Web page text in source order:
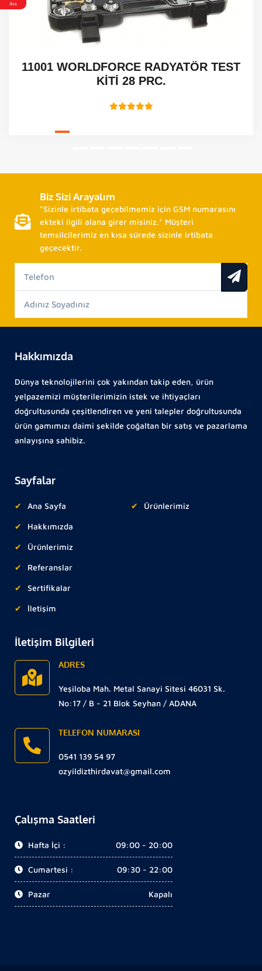
11001 WORLDFORCE RADYATÖR TEST
KİTİ 28 PRC.
Biz Sizi Arayalım
“Sizinle irtibata geçebilmemiz için GSM numarasını
ekteki ilgili alana girer misiniz.” Müşteri
temsilcilerimiz en kısa sürede sizinle irtibata
geçecektir.
Hakkımızda
Dünya teknolojilerini çok yakından takip eden, ürün
yelpazemizi müşterilerimizin istek ve ihtiyaçları
doğrultusunda çeşitlendiren ve yeni talepler doğrultusunda
ürün gamımızı daimi şekilde çoğaltan bir satış ve pazarlama
anlayışına sahibiz.
Sayfalar
Ana Sayfa
Hakkımızda
Ürünlerimiz
Referanslar
Sertifikalar
İletişim
Ürünlerimiz
İletişim Bilgileri
ADRES
Yeşiloba Mah. Metal Sanayi Sitesi 46031 Sk.
No:17 / B - 21 Blok Seyhan / ADANA
TELEFON NUMARASI
0541 139 54 97
ozyildizthirdavat@gmail.com
Çalışma Saatleri
Hafta İçi : 09:00 - 20:00
Cumartesi : 09:30 - 22:00
Pazar Kapalı
Ara